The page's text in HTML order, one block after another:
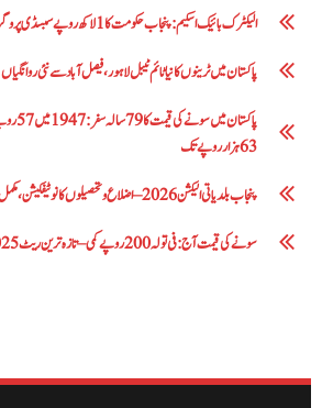
الیکٹرک بائیک اسکیم: پنجاب حکومت کا1 لاکھ روپے سبسڈی پروگرام کا آغاز ،مکمل طریقہ سامنے
پاکستان میں ٹرینوں کا نیا ٹائم ٹیبل لاہور، فیصل آباد سے نئی روانگیاں
63 ہزار روپے تک
پنجاب بلدیاتی الیکشن 2026 – اضلاع و تحصیلوں کا نوٹیفکیشن، مکمل الیکشن تیاریاں عروج پر
سونے کی قیمت آج: فی تولہ 200 روپے کمی – تازہ ترین ریٹ 2025